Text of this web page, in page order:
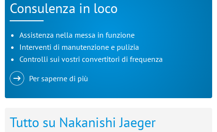
Consulenza in loco
Assistenza nella messa in funzione
Interventi di manutenzione e pulizia
Controlli sui vostri convertitori di frequenza
Per saperne di più
Tutto su Nakanishi Jaeger